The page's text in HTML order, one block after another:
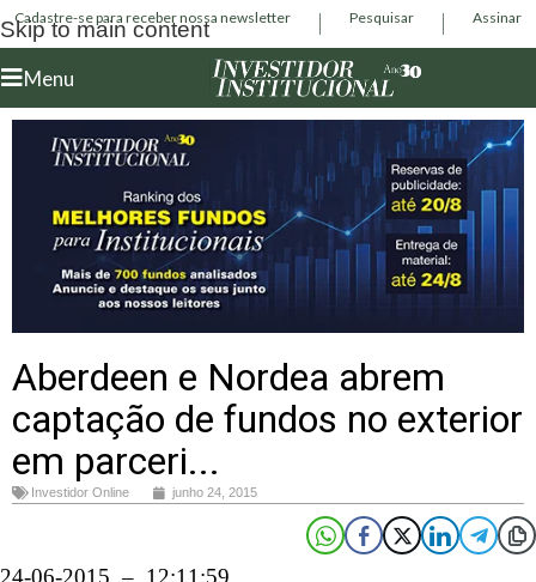
Skip to main content
Cadastre-se para receber nossa newsletter Pesquisar Assinar
Menu
Aberdeen e Nordea abrem
captação de fundos no exterior
em parceri...
Investidor Online junho 24, 2015